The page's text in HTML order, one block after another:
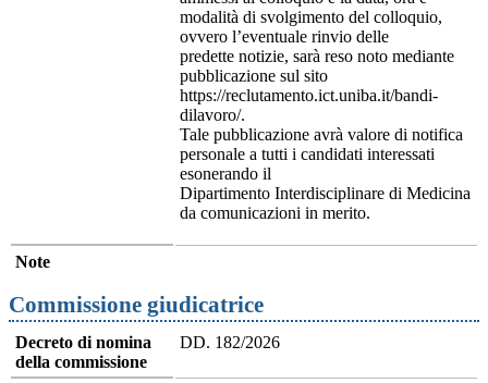
modalità di svolgimento del colloquio,
ovvero l’eventuale rinvio delle
predette notizie, sarà reso noto mediante
pubblicazione sul sito
https://reclutamento.ict.uniba.it/bandi-
dilavoro/.
Tale pubblicazione avrà valore di notifica
personale a tutti i candidati interessati
esonerando il
Dipartimento Interdisciplinare di Medicina
da comunicazioni in merito.
Note
Commissione giudicatrice
Decreto di nomina
della commissione
DD. 182/2026